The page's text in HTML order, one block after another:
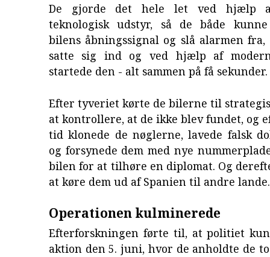
De gjorde det hele let ved hjælp
teknologisk udstyr, så de både
bilens åbningssignal og slå alarmen
satte sig ind og ved hjælp af
startede den - alt sammen på få sekunder.
Efter tyveriet kørte de bilerne til
at kontrollere, at de ikke blev fundet, og
tid klonede de nøglerne, lavede falsk
og forsynede dem med nye
bilen for at tilhøre en diplomat. Og
at køre dem ud af Spanien til andre lande.
Operationen kulminerede
Efterforskningen førte til, at politiet
aktion den 5. juni, hvor de anholdte de